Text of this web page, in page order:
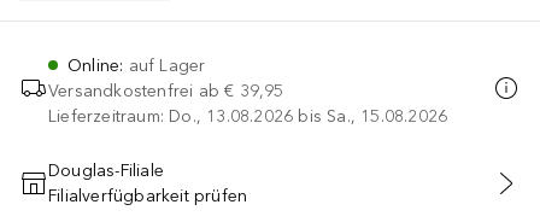
Online: auf Lager
Versandkostenfrei ab € 39,95
Lieferzeitraum: Do., 13.08.2026 bis Sa., 15.08.2026
IN DEN WARENKORB
Douglas-Filiale
Filialverfügbarkeit prüfen